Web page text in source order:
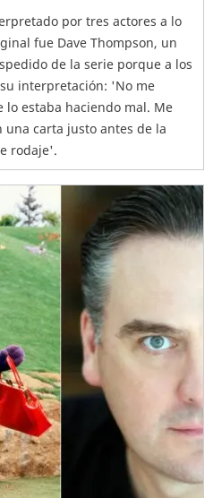
por tres actores a lo
fue Dave Thompson, un
de la serie porque a los
interpretación: 'No me
estaba haciendo mal. Me
carta justo antes de la
rodaje'.